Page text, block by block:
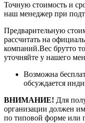
Точную стоимость и
наш менеджер при
Предварительную
рассчитать на
компаний.Вес брутто
уточняйте у нашего
Возможна
обсуждается
ВНИМАНИЕ! Для
организации должен
по типовой форме или